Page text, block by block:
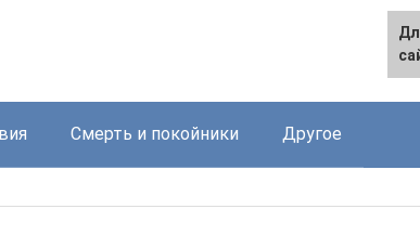
Смерть и покойники Другое